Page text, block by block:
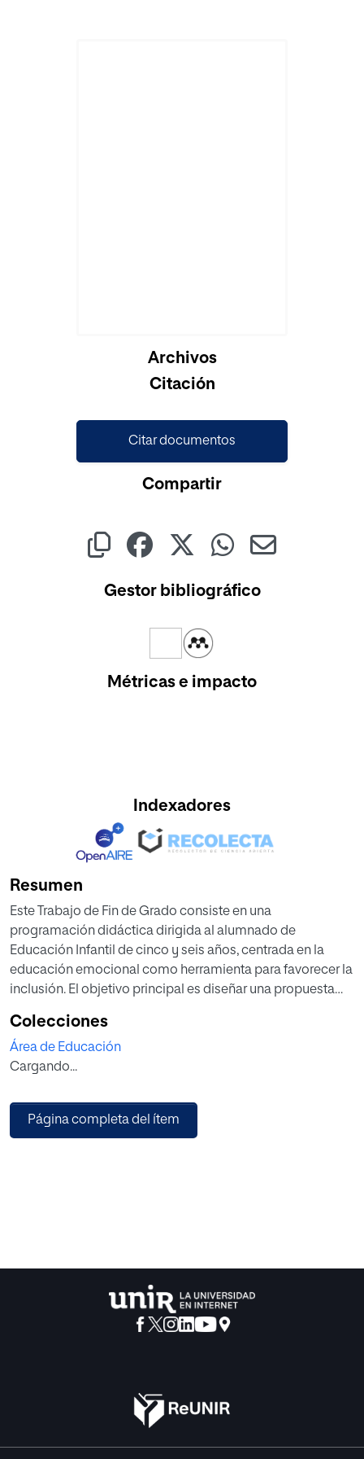
Archivos
Citación
Citar documentos
Compartir
Gestor bibliográfico
Métricas e impacto
Indexadores
Resumen
Este Trabajo de Fin de Grado consiste en una
programación didáctica dirigida al alumnado de
Educación Infantil de cinco y seis años, centrada en la
educación emocional como herramienta para favorecer la
inclusión. El objetivo principal es diseñar una propuesta
competencias emocionales del alumnado y contribuya a
la creación de un clima escolar inclusivo y respetuoso con
la diversidad. La metodología empleada se basa en un
como guía del proceso de enseñanza-aprendizaje y el
alumnado participa de forma activa. Las actividades se
educativos más inclusivos, empáticos y emocionalmente
seguros, consolidando la educación emocional como un
elemento fundamental en la etapa de Educación Infantil.
Colecciones
Área de Educación
Cargando...
Página completa del ítem